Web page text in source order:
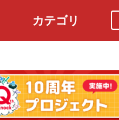
カテゴリ